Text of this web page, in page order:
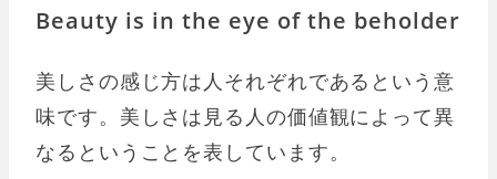
Beauty is in the eye of the beholder
美しさの感じ方は人それぞれであるという意
味です。美しさは見る人の価値観によって異
なるということを表しています。